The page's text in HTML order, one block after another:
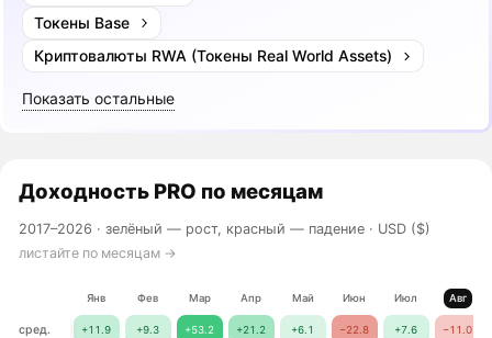
Токены Base
Криптовалюты RWA (Токены Real World Assets)
Показать остальные
Доходность PRO по месяцам
2017–2026 ·зелёный — рост, красный — падение · USD ($)
листайте по месяцам →
Янв Фев Мар Апр Май Июн Июл Авг
сред. +11.9 +9.3 +53.2 +21.2 +6.1 −22.8 +7.6 −11.0